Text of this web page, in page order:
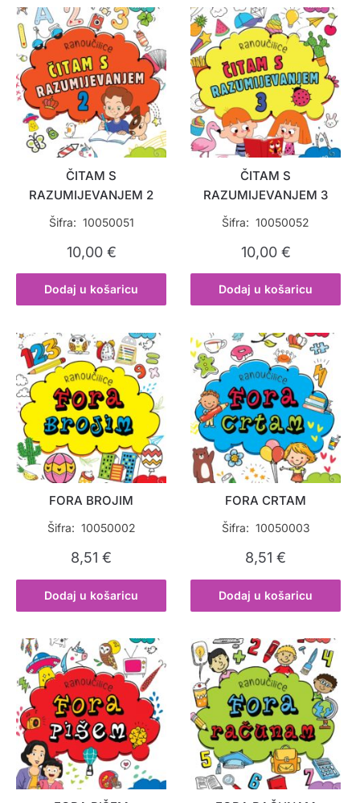
ČITAM S
RAZUMIJEVANJEM 2
Šifra: 10050051
10,00 €
Dodaj u košaricu
ČITAM S
RAZUMIJEVANJEM 3
Šifra: 10050052
10,00 €
Dodaj u košaricu
FORA BROJIM
Šifra: 10050002
8,51€
Dodaj u košaricu
FORA CRTAM
Šifra: 10050003
8,51€
Dodaj u košaricu